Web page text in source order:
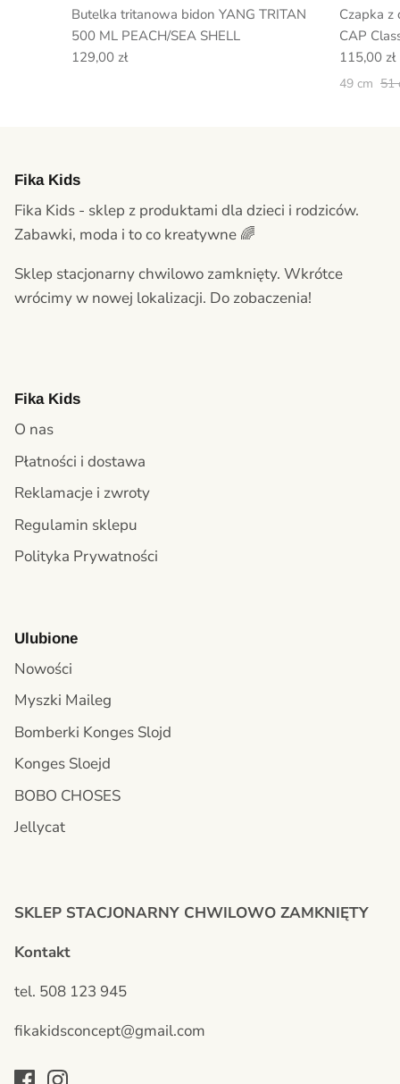
Butelka tritanowa bidon YANG TRITAN
500 ML PEACH/SEA SHELL
129,00 zł
Czapka z
CAP
115,00 zł
49 cm 51
Fika Kids
Fika Kids - sklep z produktami dla dzieci i rodziców.
Zabawki, moda i to co kreatywne 🌈
Sklep stacjonarny chwilowo zamknięty. Wkrótce
wrócimy w nowej lokalizacji. Do zobaczenia!
Fika Kids
O nas
Płatności i dostawa
Reklamacje i zwroty
Regulamin sklepu
Polityka Prywatności
Ulubione
Nowości
Myszki Maileg
Bomberki Konges Slojd
Konges Sloejd
BOBO CHOSES
Jellycat
SKLEP STACJONARNY CHWILOWO ZAMKNIĘTY
Kontakt
tel. 508 123 945
fikakidsconcept@gmail.com